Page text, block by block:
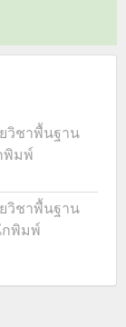
วิชาพื้นฐาน
พิมพ์
วิชาพื้นฐาน
พิมพ์